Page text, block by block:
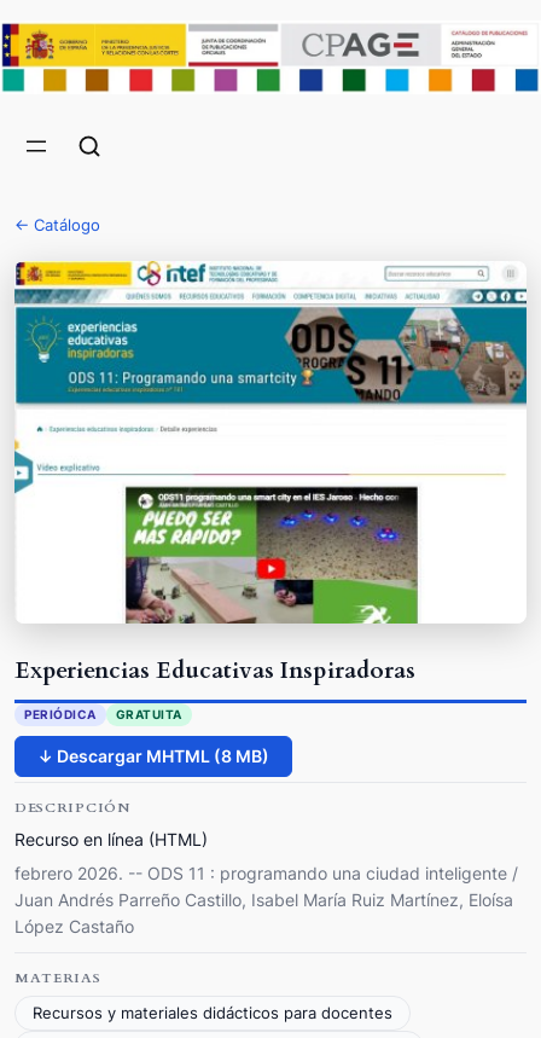
← Catálogo
Experiencias Educativas Inspiradoras
PERIÓDICA GRATUITA
↓ Descargar MHTML (8 MB)
DESCRIPCIÓN
Recurso en línea (HTML)
febrero 2026. -- ODS 11 : programando una ciudad inteligente /
Juan Andrés Parreño Castillo, Isabel María Ruiz Martínez, Eloísa
López Castaño
MATERIAS
Recursos y materiales didácticos para docentes